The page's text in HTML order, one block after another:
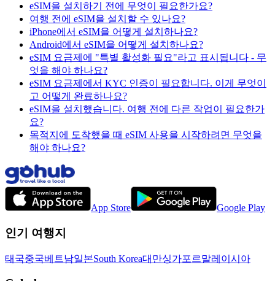
eSIM을 설치하기 전에 무엇이 필요한가요?
여행 전에 eSIM을 설치할 수 있나요?
iPhone에서 eSIM을 어떻게 설치하나요?
Android에서 eSIM을 어떻게 설치하나요?
eSIM 요금제에 "특별 활성화 필요"라고 표시됩니다 - 무
엇을 해야 하나요?
eSIM 요금제에서 KYC 인증이 필요합니다. 이게 무엇이
고 어떻게 완료하나요?
eSIM을 설치했습니다. 여행 전에 다른 작업이 필요한가
요?
목적지에 도착했을 때 eSIM 사용을 시작하려면 무엇을
해야 하나요?
App Store Google Play
인기 여행지
태국중국베트남일본South Korea대만싱가포르말레이시아